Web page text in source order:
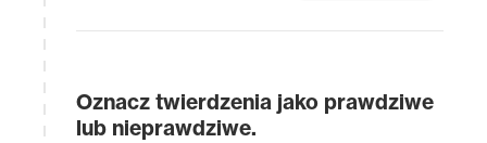
Oznacz twierdzenia jako prawdziwe
lub nieprawdziwe.